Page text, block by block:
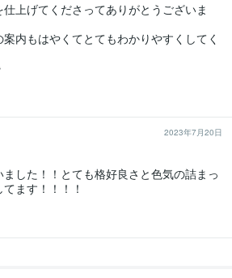
上げてくださってありがとうございま
内もはやくてとてもわかりやすくしてく
2023年7月20日
した！！とても格好良さと色気の詰まっ
ます！！！！